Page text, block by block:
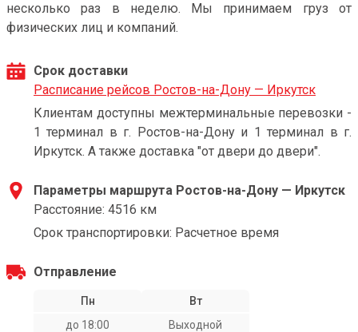
несколько раз в неделю. Мы принимаем груз от
физических лиц и компаний.
Срок доставки
Расписание рейсов Ростов-на-Дону — Иркутск
Клиентам доступны межтерминальные перевозки -
1 терминал в г. Ростов-на-Дону и 1 терминал в г.
Иркутск. А также доставка "от двери до двери".
Параметры маршрута Ростов-на-Дону — Иркутск
Расстояние: 4516 км
Срок транспортировки: Расчетное время
Отправление
Пн
до 18:00
Вт
Выходной